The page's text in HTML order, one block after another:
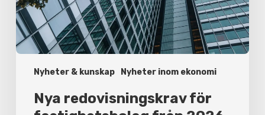
Nyheter & kunskap Nyheter inom ekonomi
Nya redovisningskrav för